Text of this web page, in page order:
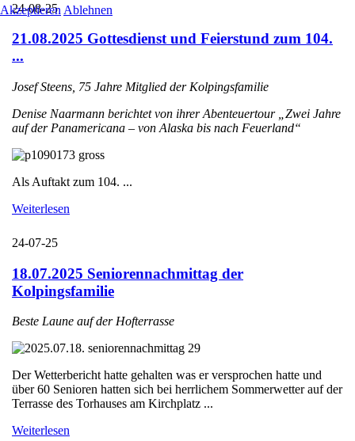
24-08-25
21.08.2025 Gottesdienst und Feierstund zum 104.
...
Josef Steens, 75 Jahre Mitglied der Kolpingsfamilie
Denise Naarmann berichtet von ihrer Abenteuertour „Zwei Jahre
auf der Panamericana – von Alaska bis nach Feuerland“
Als Auftakt zum 104. ...
Weiterlesen
24-07-25
18.07.2025 Seniorennachmittag der
Kolpingsfamilie
Beste Laune auf der Hofterrasse
Der Wetterbericht hatte gehalten was er versprochen hatte und
über 60 Senioren hatten sich bei herrlichem Sommerwetter auf der
Terrasse des Torhauses am Kirchplatz ...
Weiterlesen
Akzeptieren Ablehnen